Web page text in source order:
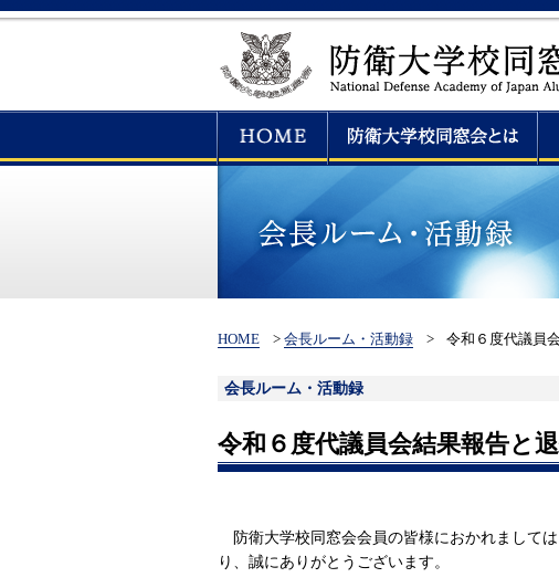
HOME > 会長ルーム・活動録 > 令和６度代議員
会長ルーム・活動録
令和６度代議員会結果報告と
防衛大学校同窓会会員の皆様におかれまして
り、誠にありがとうございます。